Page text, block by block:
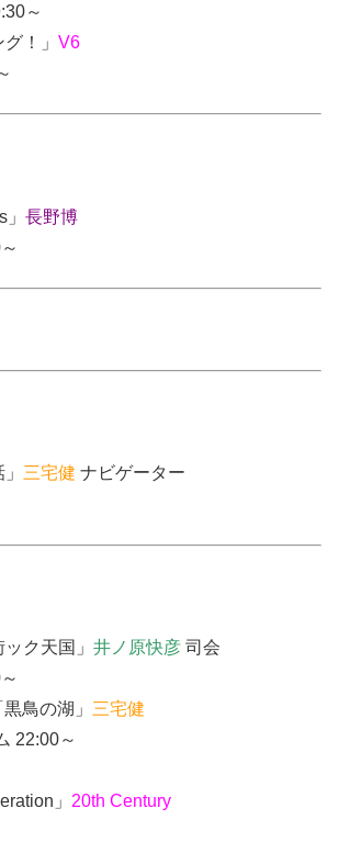
～
！」 V6
長野博
三宅健 ナビゲーター
ク天国」 井ノ原快彦 司会
鳥の湖」 三宅健
22:00～
」 20th Century